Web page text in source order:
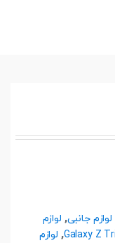
لوازم جانبی, لوازم
, لوازم